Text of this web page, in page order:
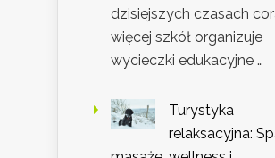
dzisiejszych czasach
więcej szkół organizuje
wycieczki edukacyjne …
Turystyka
relaksacyjna: